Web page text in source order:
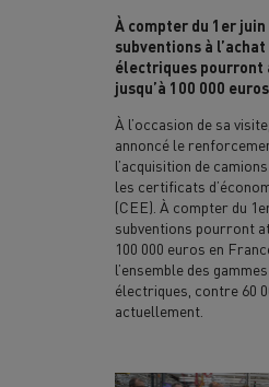
À compter du 1er
subventions à
électriques
jusqu’à 100 000
À l’occasion de sa
annoncé le
l’acquisition de
les certificats
(CEE). À compter du
subventions pourront
100 000 euros en
l’ensemble des
électriques, contre 60
actuellement.